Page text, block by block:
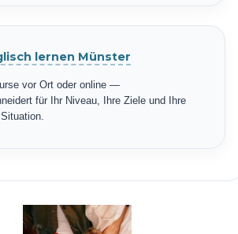
lernen Münster
vor Ort oder online —
für Ihr Niveau, Ihre Ziele und Ihre